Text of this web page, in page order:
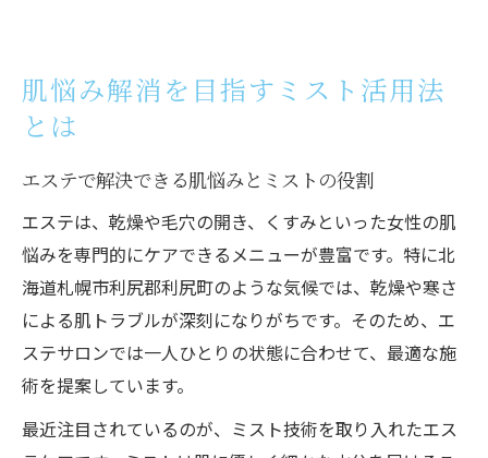
肌悩み解消を目指すミスト活用法
とは
エステで解決できる肌悩みとミストの役割
エステは、乾燥や毛穴の開き、くすみといった女性の肌
悩みを専門的にケアできるメニューが豊富です。特に北
海道札幌市利尻郡利尻町のような気候では、乾燥や寒さ
による肌トラブルが深刻になりがちです。そのため、エ
ステサロンでは一人ひとりの状態に合わせて、最適な施
術を提案しています。
最近注目されているのが、ミスト技術を取り入れたエス